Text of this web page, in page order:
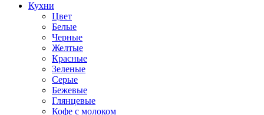
Кухни
Цвет
Белые
Черные
Желтые
Красные
Зеленые
Серые
Бежевые
Глянцевые
Кофе с молоком